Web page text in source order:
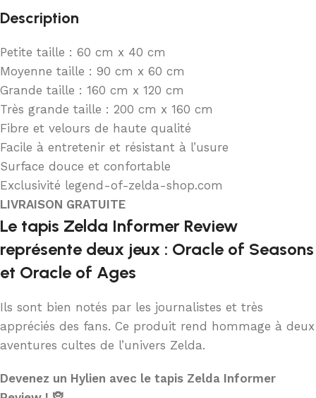
Description
Petite taille : 60 cm x 40 cm
Moyenne taille : 90 cm x 60 cm
Grande taille : 160 cm x 120 cm
Très grande taille : 200 cm x 160 cm
Fibre et velours de haute qualité
Facile à entretenir et résistant à l’usure
Surface douce et confortable
Exclusivité legend-of-zelda-shop.com
LIVRAISON GRATUITE
Le tapis Zelda Informer Review
représente deux jeux : Oracle of Seasons
et Oracle of Ages
Ils sont bien notés par les journalistes et très
appréciés des fans. Ce produit rend hommage à deux
aventures cultes de l’univers Zelda.
Devenez un Hylien avec le tapis Zelda Informer